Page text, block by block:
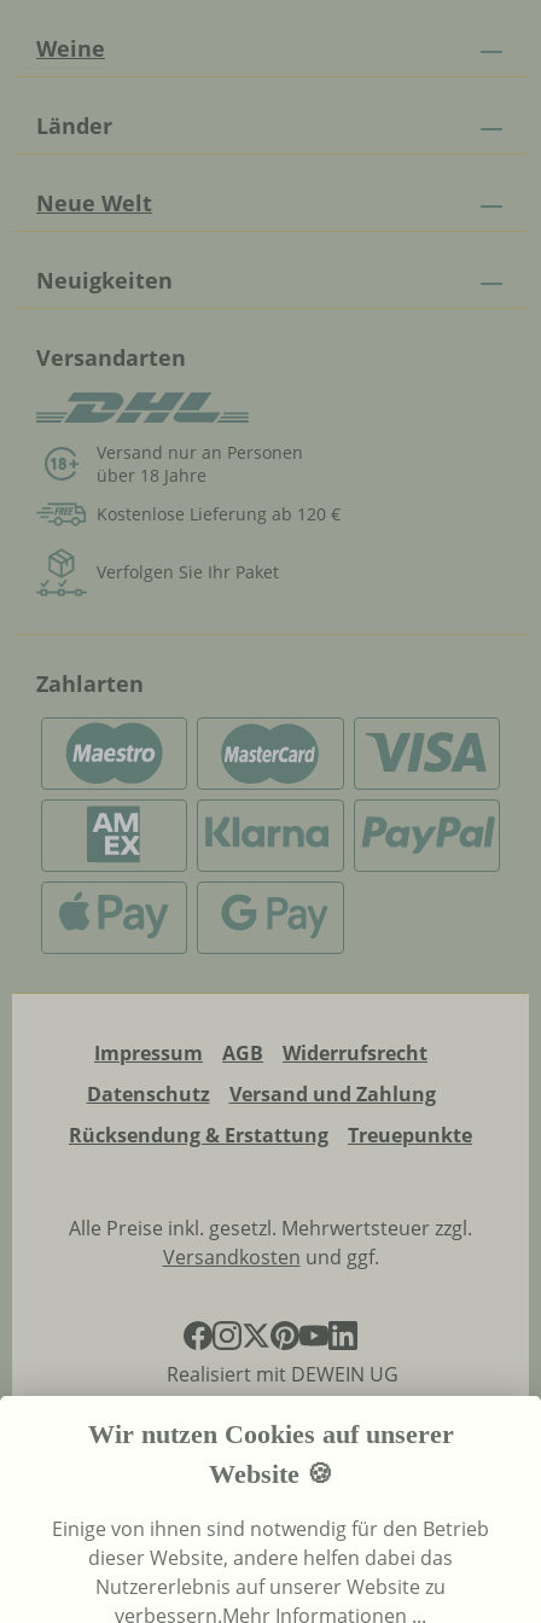
Weine
Länder
Neue Welt
Neuigkeiten
Versandarten
Versand nur an Personen
über 18 Jahre
Kostenlose Lieferung ab 120 €
Verfolgen Sie Ihr Paket
Zahlarten
Impressum AGB
Widerrufsrecht
Datenschutz
Versand und Zahlung
Rücksendung & Erstattung
Treuepunkte
Alle Preise inkl. gesetzl. Mehrwertsteuer zzgl.
Versandkosten und ggf.
Realisiert mit DEWEIN UG
Wir nutzen Cookies auf unserer
Website 🍪
Einige von ihnen sind notwendig für den Betrieb
dieser Website, andere helfen dabei das
Nutzererlebnis auf unserer Website zu
verbessern.Mehr Informationen ...